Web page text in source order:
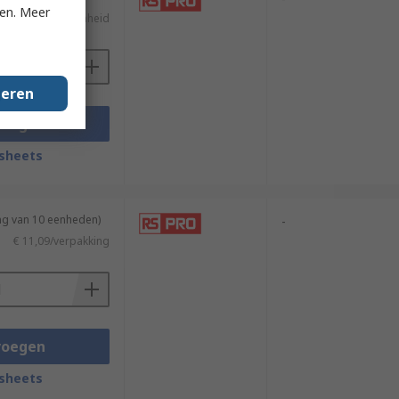
€ 9,03/eenheid
van 10 eenheden)
€ 11,09/verpakking
-
Meer